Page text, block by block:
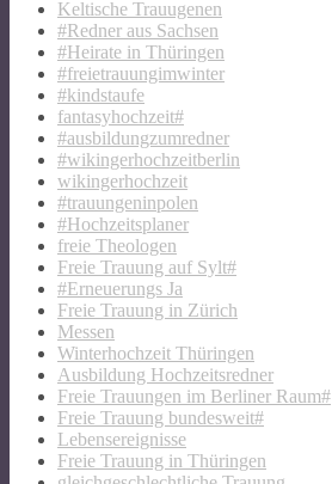
Keltische Trauugenen
#Redner aus Sachsen
#Heirate in Thüringen
#freietrauungimwinter
#kindstaufe
fantasyhochzeit#
#ausbildungzumredner
#wikingerhochzeitberlin
wikingerhochzeit
#trauungeninpolen
#Hochzeitsplaner
freie Theologen
Freie Trauung auf Sylt#
#Erneuerungs Ja
Freie Trauung in Zürich
Messen
Winterhochzeit Thüringen
Ausbildung Hochzeitsredner
Freie Trauungen im Berliner Raum#
Freie Trauung bundesweit#
Lebensereignisse
Freie Trauung in Thüringen